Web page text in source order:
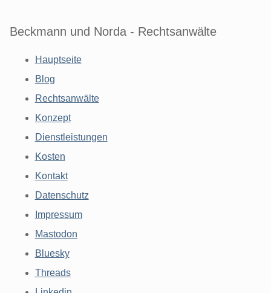
Beckmann und Norda - Rechtsanwälte
Hauptseite
Blog
Rechtsanwälte
Konzept
Dienstleistungen
Kosten
Kontakt
Datenschutz
Impressum
Mastodon
Bluesky
Threads